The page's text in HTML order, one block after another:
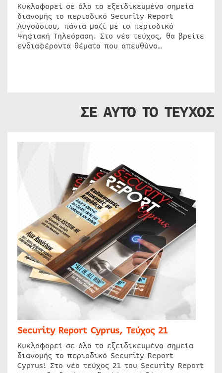
Κυκλοφορεί σε όλα τα εξειδικευμένα σημεία
διανομής το περιοδικό Security Report
Αυγούστου, πάντα μαζί με το περιοδικό
Ψηφιακή Τηλεόραση. Στο νέο τεύχος, θα βρείτε
ενδιαφέροντα θέματα που απευθύνο…
ΣΕ ΑΥΤΟ ΤΟ ΤΕΥΧΟΣ
Security Report Cyprus, Τεύχος 21
Κυκλοφορεί σε όλα τα εξειδικευμένα σημεία
διανομής το περιοδικό Security Report
Cyprus! Στο νέο τεύχος 21 του Security Report